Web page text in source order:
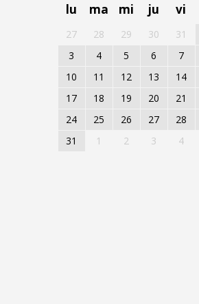
lu
ma mi ju vi
27 28 29 30 31
3
4 5 6 7
10
11 12 13 14
17
18 19 20 21
24
25 26 27 28
31
1 2 3 4